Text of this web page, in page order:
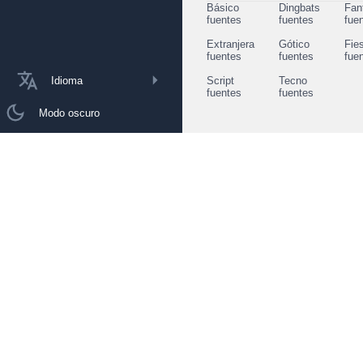
Idioma
Modo oscuro
Básico
fuentes
Dingbats
fuentes
Extranjera
fuentes
Gótico
fuentes
Script
fuentes
Tecno
fuentes